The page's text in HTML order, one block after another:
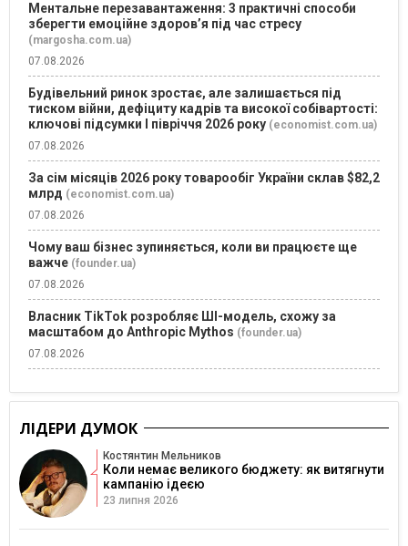
Ментальне перезавантаження: 3 практичні способи
зберегти емоційне здоров’я під час стресу
(margosha.com.ua)
07.08.2026
Будівельний ринок зростає, але залишається під
тиском війни, дефіциту кадрів та високої собівартості:
ключові підсумки І півріччя 2026 року (economist.com.ua)
07.08.2026
За сім місяців 2026 року товарообіг України склав $82,2
млрд (economist.com.ua)
07.08.2026
Чому ваш бізнес зупиняється, коли ви працюєте ще
важче (founder.ua)
07.08.2026
Власник TikTok розробляє ШІ-модель, схожу за
масштабом до Anthropic Mythos (founder.ua)
07.08.2026
ЛІДЕРИ ДУМОК
Костянтин Мельников
Коли немає великого бюджету: як витягнути
кампанію ідеєю
23 липня 2026